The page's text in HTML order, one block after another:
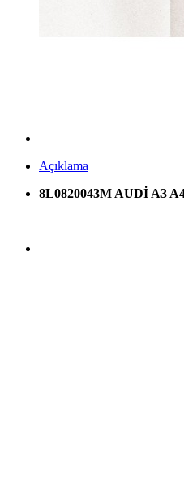
Açıklama
8L0820043M AUDİ A3